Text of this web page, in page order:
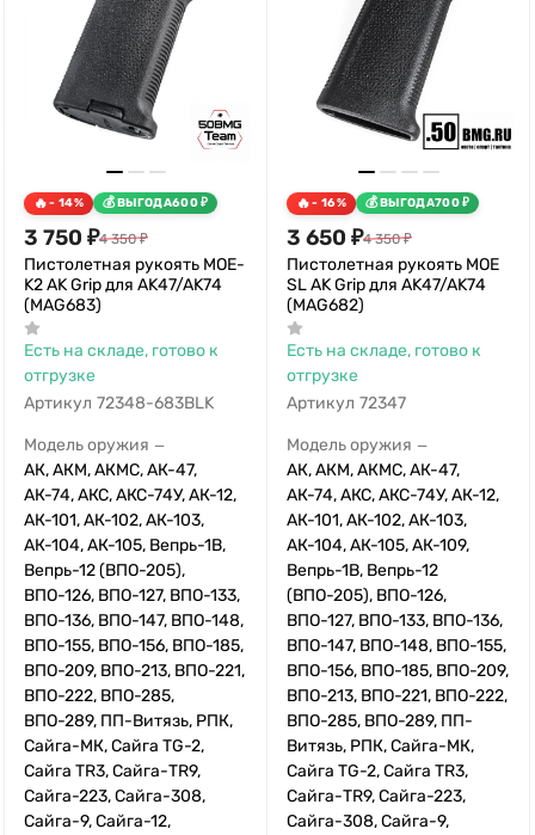
- 14% ВЫГОДА600₽
3 750 ₽4 350 ₽
Пистолетная рукоять MOE-
K2 AK Grip для AK47/AK74
(MAG683)
Есть на складе, готово к
отгрузке
Артикул 72348-683BLK
Модель оружия —
АК, АКМ, АКМС, АК-47,
АК-74, АКС, АКС-74У, АК-12,
АК-101, АК-102, АК-103,
АК-104, АК-105, Вепрь-1В,
Вепрь-12 (ВПО-205),
ВПО-126, ВПО-127, ВПО-133,
ВПО-136, ВПО-147, ВПО-148,
ВПО-155, ВПО-156, ВПО-185,
ВПО-209, ВПО-213, ВПО-221,
ВПО-222, ВПО-285,
ВПО-289, ПП-Витязь, РПК,
Сайга-МК, Сайга TG-2,
Сайга TR3, Сайга-TR9,
Сайга-223, Сайга-308,
Сайга-9, Сайга-12,
- 16% ВЫГОДА700₽
3 650 ₽4 350 ₽
Пистолетная рукоять MOE
SL AK Grip для AK47/AK74
(MAG682)
Есть на складе, готово к
отгрузке
Артикул 72347
Модель оружия —
АК, АКМ, АКМС, АК-47,
АК-74, АКС, АКС-74У, АК-12,
АК-101, АК-102, АК-103,
АК-104, АК-105, АК-109,
Вепрь-1В, Вепрь-12
(ВПО-205), ВПО-126,
ВПО-127, ВПО-133, ВПО-136,
ВПО-147, ВПО-148, ВПО-155,
ВПО-156, ВПО-185, ВПО-209,
ВПО-213, ВПО-221, ВПО-222,
ВПО-285, ВПО-289, ПП-
Витязь, РПК, Сайга-МК,
Сайга TG-2, Сайга TR3,
Сайга-TR9, Сайга-223,
Сайга-308, Сайга-9,